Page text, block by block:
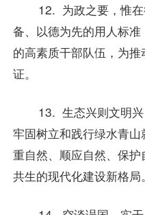
12. 为政之要，惟
备、以德为先的用人标
的高素质干部队伍，为
证。
13. 生态兴则文明
牢固树立和践行绿水青
重自然、顺应自然、保
共生的现代化建设新格局。